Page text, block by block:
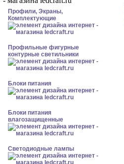
Профили, Экраны,
Комплектующие
Профильные фигурные
контурные светильники
Блоки питания
Блоки питания
влагозащищенные
Светодиодные лампы